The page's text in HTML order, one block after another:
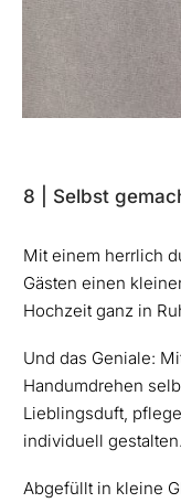
8 | Selbst
Mit einem herrlich
Gästen einen
Hochzeit ganz in
Und das Geniale:
Handumdrehen
Lieblingsduft,
individuell gestalten.
Abgefüllt in kleine